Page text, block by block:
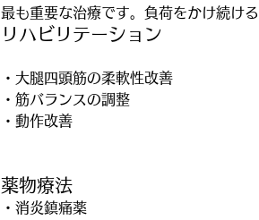
最も重要な治療です。負荷をかけ続け
リハビリテーション
・大腿四頭筋の柔軟性改善
・筋バランスの調整
・動作改善
薬物療法
・消炎鎮痛薬